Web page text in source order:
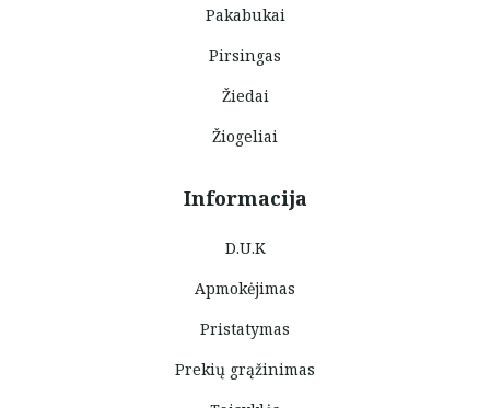
Pakabukai
Pirsingas
Žiedai
Žiogeliai
Informacija
D.U.K
Apmokėjimas
Pristatymas
Prekių grąžinimas